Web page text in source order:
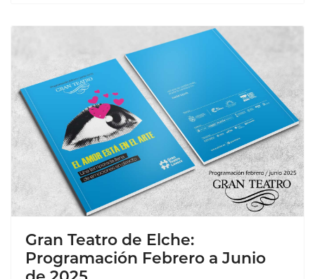
Gran Teatro de Elche:
Programación Febrero a Junio